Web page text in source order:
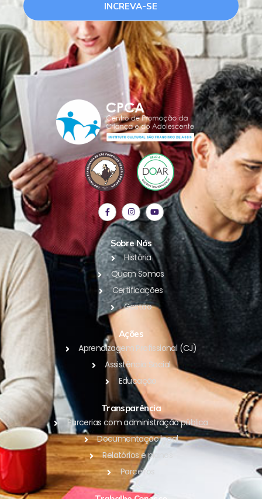
INCREVA-SE
Sobre Nós
História
Quem Somos
Certificações
Gestão
Ações
Aprendizagem Profissional (CJ)
Assistência Social
Educação
Transparência
Parcerias com administração pública
Documentação legal
Relatórios e planos
Parceiros